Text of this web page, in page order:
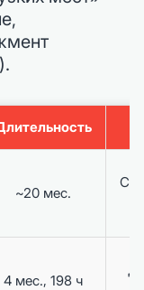
~20 мес.
4 мес., 198 ч